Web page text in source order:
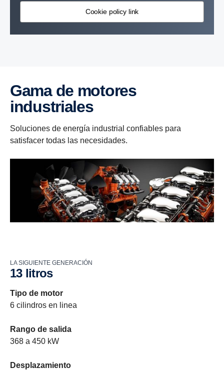
Cookie policy link
Gama de motores
industriales
Soluciones de energía industrial confiables para
satisfacer todas las necesidades.
LA SIGUIENTE GENERACIÓN
13 litros
Tipo de motor
6 cilindros en linea
Rango de salida
368 a 450 kW
Desplazamiento